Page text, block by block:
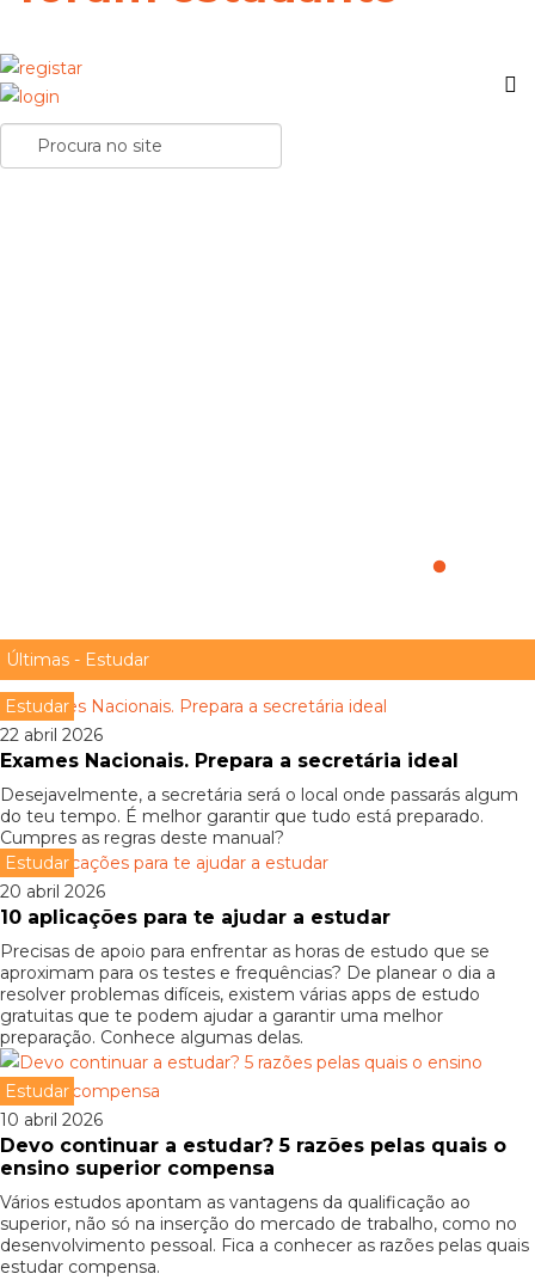
Últimas - Estudar
Estudar
22 abril 2026
Exames Nacionais. Prepara a secretária ideal
Desejavelmente, a secretária será o local onde passarás algum
do teu tempo. É melhor garantir que tudo está preparado.
Cumpres as regras deste manual?
Estudar
20 abril 2026
10 aplicações para te ajudar a estudar
Precisas de apoio para enfrentar as horas de estudo que se
aproximam para os testes e frequências? De planear o dia a
resolver problemas difíceis, existem várias apps de estudo
gratuitas que te podem ajudar a garantir uma melhor
preparação. Conhece algumas delas.
Estudar
10 abril 2026
Devo continuar a estudar? 5 razões pelas quais o
ensino superior compensa
Vários estudos apontam as vantagens da qualificação ao
superior, não só na inserção do mercado de trabalho, como no
desenvolvimento pessoal. Fica a conhecer as razões pelas quais
estudar compensa.